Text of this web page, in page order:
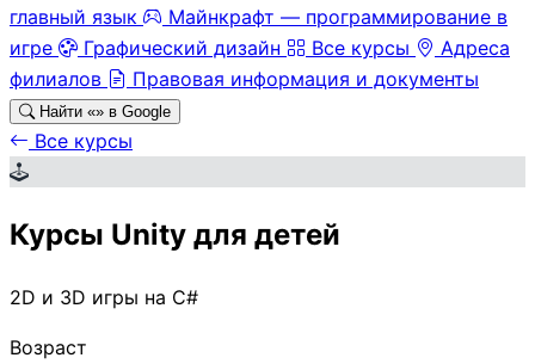
главный язык
Майнкрафт — программирование в
игре
Графический дизайн Все курсы
Адреса
филиалов
Правовая информация и документы
Найти «» в Google
Все курсы
Курсы Unity для детей
2D и 3D игры на C#
Возраст